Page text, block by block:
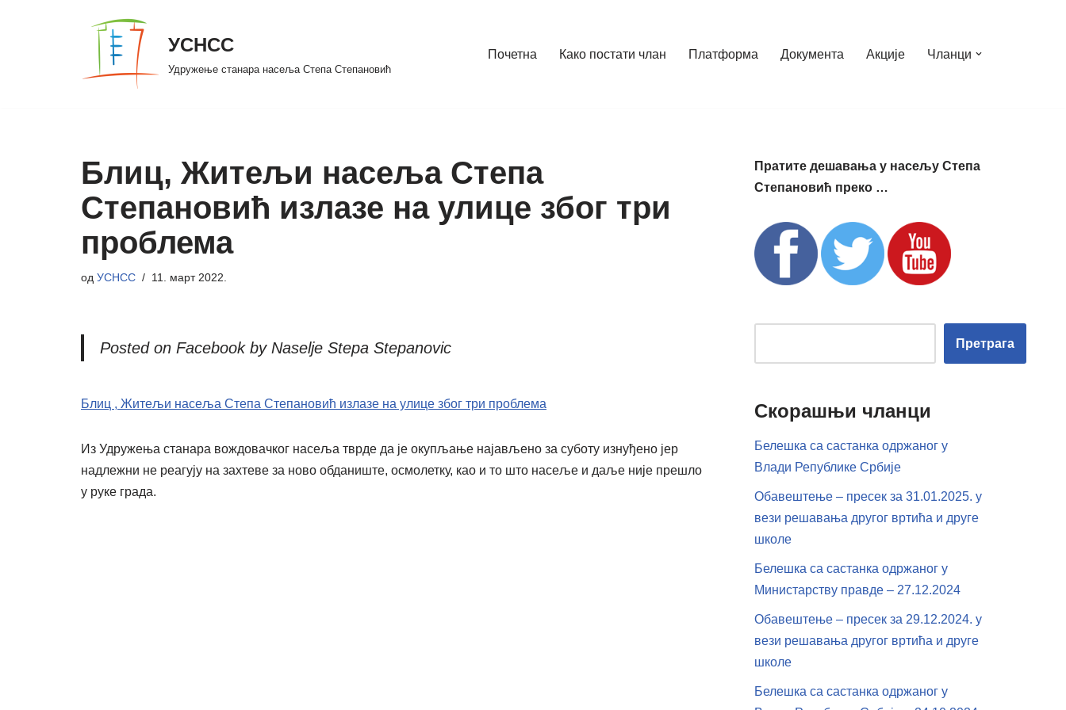
УСНСС
Удружење станара насеља Степа Степановић
Почетна Како постати члан Платформа Документа Акције Чланци
Блиц, Житељи насеља Степа
Степановић излазе на улице због три
проблема
од УСНСС 11. март 2022.
Posted on Facebook by Naselje Stepa Stepanovic
Блиц , Житељи насеља Степа Степановић излазе на улице због три проблема
Из Удружења станара вождовачког насеља тврде да је окупљање најављено за суботу изнуђено јер
надлежни не реагују на захтеве за ново обданиште, осмолетку, као и то што насеље и даље није прешло
у руке града.
Пратите дешавања у насељу Степа
Степановић преко …
Претрага
Скорашњи чланци
Белешка са састанка одржаног у
Влади Републике Србије
Обавештење – пресек за 31.01.2025. у
вези решавања другог вртића и друге
школе
Белешка са састанка одржаног у
Министарству правде – 27.12.2024
Обавештење – пресек за 29.12.2024. у
вези решавања другог вртића и друге
школе
Белешка са састанка одржаног у